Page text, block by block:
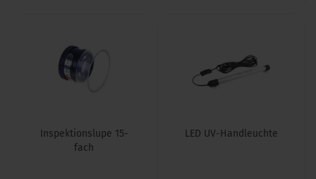
Inspektionslupe 15-
fach
LED UV-Handleuchte